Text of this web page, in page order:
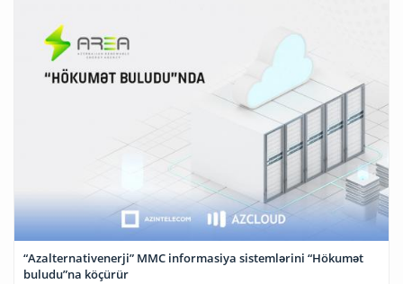
“Azalternativenerji” MMC informasiya sistemlərini “Hökumət
buludu”na köçürür